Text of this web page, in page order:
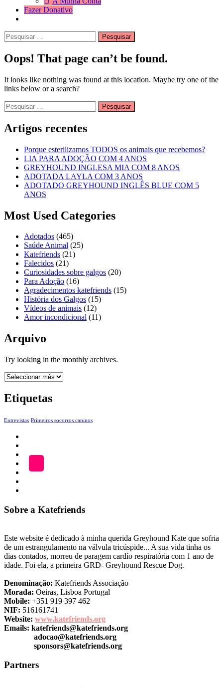
Fazer Donativo
Search
Pesquisar
por:
Oops! That page can’t be found.
It looks like nothing was found at this location. Maybe try one of the
links below or a search?
Pesquisar
por:
Artigos recentes
Porque esterilizamos TODOS os animais que recebemos?
LIA PARA ADOÇÃO COM 4 ANOS
GREYHOUND INGLESA MIA COM 8 ANOS
ADOTADA LAYLA COM 3 ANOS
ADOTADO GREYHOUND INGLÊS BLUE COM 5
ANOS
Most Used Categories
Adotados (465)
Saúde Animal (25)
Katefriends (21)
Falecidos (21)
Curiosidades sobre galgos (20)
Para Adoção (16)
Agradecimentos katefriends (15)
História dos Galgos (15)
Vídeos de animais (12)
Amor incondicional (11)
Arquivo
Try looking in the monthly archives.
Arquivo
Etiquetas
Entrevistas Primeiros socorros caninos
ADOÇÃO
LOJA
Sobre a Katefriends
Este website é dedicado à minha querida Greyhound Kate que sofria
de um estrangulamento na válvula tricúspide... A sua vida tinha os
dias contados, morreu de paragem cardío respiratória com 1 ano de
idade. Foi ela, a primeira GRD- Greyhound Rescue Dog.
Denominação: Katefriends Associação
Morada: Oeiras, Lisboa Portugal
Mobile: +351 919 397 462
NIF: 516161741
Website: www.katefriends.org
Emails: katefriends@katefriends.org
adocao@katefriends.org
sponsors@katefriends.org
Partners